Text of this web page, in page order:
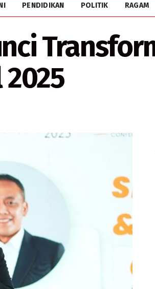
PENDIDIKAN POLITIK RAGAM